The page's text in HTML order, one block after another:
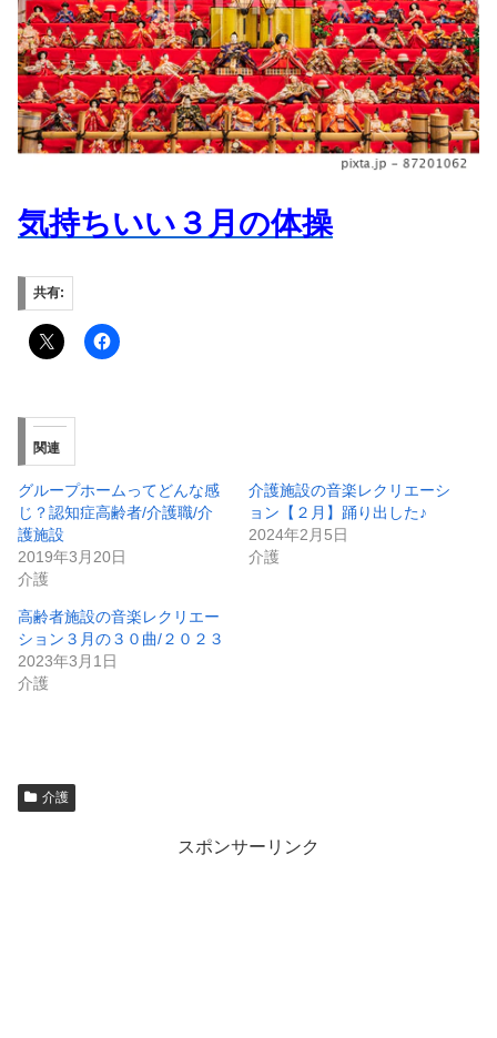
気持ちいい３月の体操
共有:
関連
グループホームってどんな感
じ？認知症高齢者/介護職/介
護施設
2019年3月20日
介護
介護施設の音楽レクリエーシ
ョン【２月】踊り出した♪
2024年2月5日
介護
高齢者施設の音楽レクリエー
ション３月の３０曲/２０２３
2023年3月1日
介護
介護
スポンサーリンク